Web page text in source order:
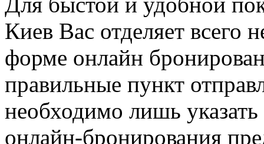
Киев Вас отделяет всего
форме онлайн
правильные пункт
необходимо лишь
онлайн-бронирования